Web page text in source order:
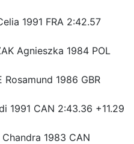
1991 FRA 2:42.57
Agnieszka 1984 POL
1986 GBR
1991 CAN 2:43.36 +11.29
1983 CAN